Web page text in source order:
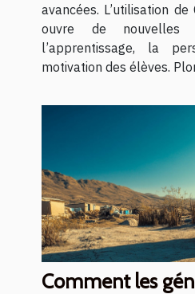
avancées. L’utilisation
ouvre de nouvelles
l’apprentissage, la
motivation des élèves.
Comment les